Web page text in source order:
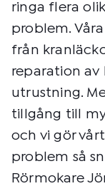
ringa flera
problem.
från
reparation av
utrustning.
tillgång till
och vi gör
problem så
Rörmokare